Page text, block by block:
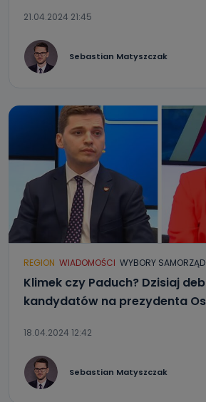
21.04.2024 21:45
Sebastian Matyszczak
REGION WIADOMOŚCI WYBORY
Klimek czy Paduch? Dzisiaj
kandydatów na prezydenta
18.04.2024 12:42
Sebastian Matyszczak